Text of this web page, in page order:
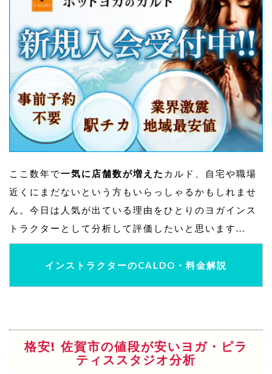
ここ数年で一気に店舗数が増えた カルド、自宅や職場
近くにまだないという方もいらっしゃるかもしれませ
ん。今日は人気が出ている理由をひとりのヨガインス
トラクターとして分析して評価したいと思います...
インストラクターのCALDO・料金解説
格安! 佐賀市の値段が安いヨガ・ピラ
ティススタジオ分析